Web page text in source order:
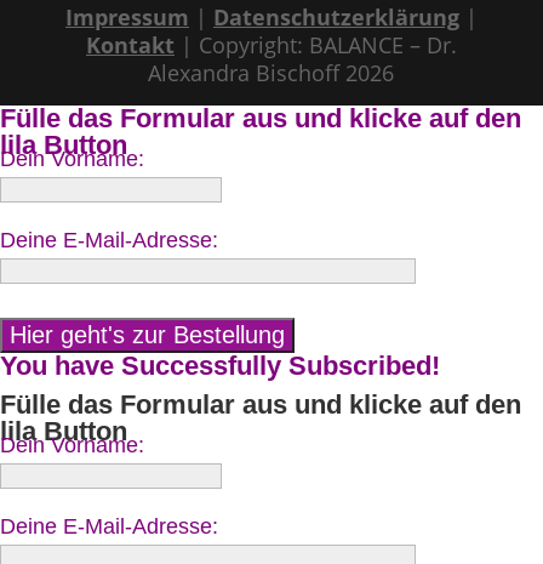
Impressum | Datenschutzerklärung|
Kontakt | Copyright: BALANCE – Dr.
Alexandra Bischoff 2026
Fülle das Formular aus und klicke auf den
lila Button
Dein Vorname:
Deine E-Mail-Adresse:
You have Successfully Subscribed!
Fülle das Formular aus und klicke auf den
lila Button
Dein Vorname:
Deine E-Mail-Adresse: